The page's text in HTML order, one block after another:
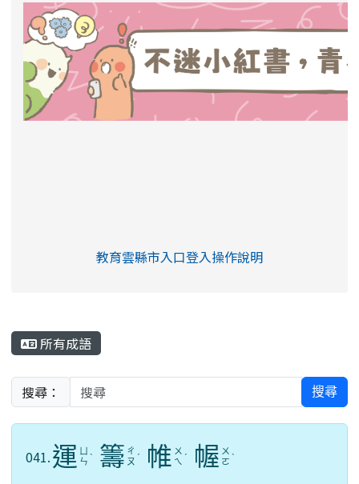
link to https://eliteracy.edu.tw/Shorts/
教育雲縣市入口登入操作說明
所有成語
搜尋： 搜尋
041.運 ㄣ ˋ 籌 ㄔ
ㄡ ˊ 帷 ㄨ
ㄟ ˊ 幄 ㄨ
ㄛ ˋ